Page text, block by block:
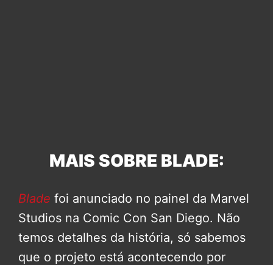
MAIS SOBRE BLADE:
Blade foi anunciado no painel da Marvel
Studios na Comic Con San Diego. Não
temos detalhes da história, só sabemos
que o projeto está acontecendo por